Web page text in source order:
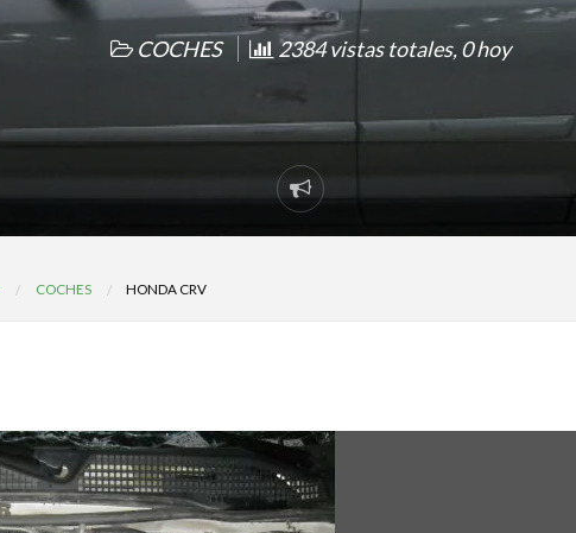
COCHES 2384 vistas totales, 0 hoy
Reportar
problema
COCHES HONDA CRV